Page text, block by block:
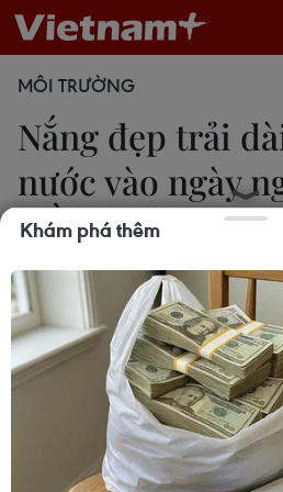
MÔI TRƯỜNG
Nắng đẹp trải
nước vào ngày
tuần
Thắng Trung
13/11/2016 01:41
Bắc Bộ và Bắc Trung Bộ có
sáng sớm, trưa chiều hửng
và Nam Bộ thời tiết tạnh
nhiệt độ dao động từ 21-34
Khám phá thêm